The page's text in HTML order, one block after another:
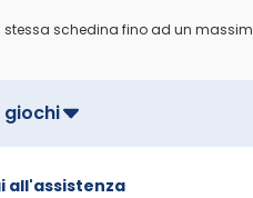
stessa schedina fino ad un
all'assistenza